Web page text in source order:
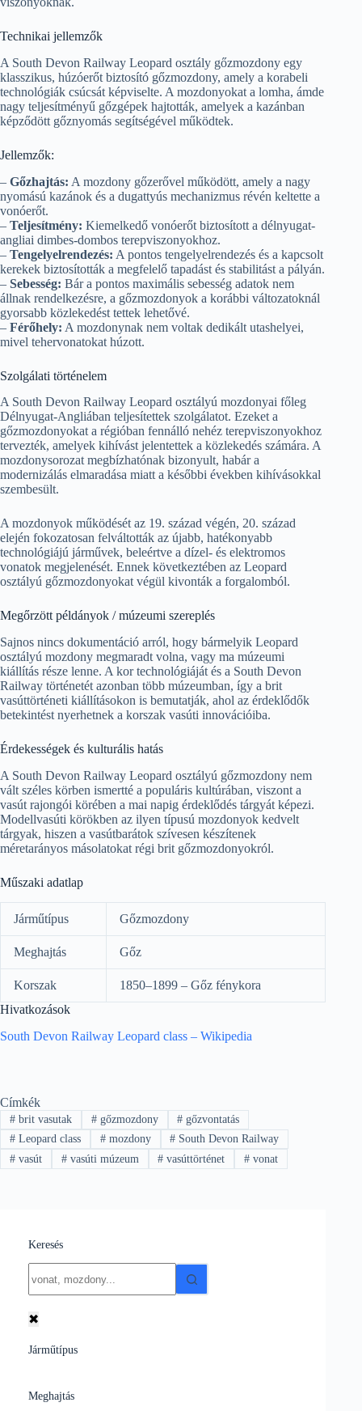
Technikai jellemzők
A South Devon Railway Leopard osztály gőzmozdony egy
klasszikus, húzóerőt biztosító gőzmozdony, amely a korabeli
technológiák csúcsát képviselte. A mozdonyokat a lomha, ámde
nagy teljesítményű gőzgépek hajtották, amelyek a kazánban
képződött gőznyomás segítségével működtek.
Jellemzők:
– Gőzhajtás: A mozdony gőzerővel működött, amely a nagy
nyomású kazánok és a dugattyús mechanizmus révén keltette a
vonóerőt.
– Teljesítmény: Kiemelkedő vonóerőt biztosított a délnyugat-
angliai dimbes-dombos terepviszonyokhoz.
– Tengelyelrendezés: A pontos tengelyelrendezés és a kapcsolt
kerekek biztosították a megfelelő tapadást és stabilitást a pályán.
– Sebesség: Bár a pontos maximális sebesség adatok nem
állnak rendelkezésre, a gőzmozdonyok a korábbi változatoknál
gyorsabb közlekedést tettek lehetővé.
– Férőhely: A mozdonynak nem voltak dedikált utashelyei,
mivel tehervonatokat húzott.
Szolgálati történelem
A South Devon Railway Leopard osztályú mozdonyai főleg
Délnyugat-Angliában teljesítettek szolgálatot. Ezeket a
gőzmozdonyokat a régióban fennálló nehéz terepviszonyokhoz
tervezték, amelyek kihívást jelentettek a közlekedés számára. A
mozdonysorozat megbízhatónak bizonyult, habár a
modernizálás elmaradása miatt a későbbi években kihívásokkal
szembesült.
A mozdonyok működését az 19. század végén, 20. század
elején fokozatosan felváltották az újabb, hatékonyabb
technológiájú járművek, beleértve a dízel- és elektromos
vonatok megjelenését. Ennek következtében az Leopard
osztályú gőzmozdonyokat végül kivonták a forgalomból.
Megőrzött példányok / múzeumi szereplés
Sajnos nincs dokumentáció arról, hogy bármelyik Leopard
osztályú mozdony megmaradt volna, vagy ma múzeumi
kiállítás része lenne. A kor technológiáját és a South Devon
Railway történetét azonban több múzeumban, így a brit
vasúttörténeti kiállításokon is bemutatják, ahol az érdeklődők
betekintést nyerhetnek a korszak vasúti innovációiba.
Érdekességek és kulturális hatás
A South Devon Railway Leopard osztályú gőzmozdony nem
vált széles körben ismertté a populáris kultúrában, viszont a
vasút rajongói körében a mai napig érdeklődés tárgyát képezi.
Modellvasúti körökben az ilyen típusú mozdonyok kedvelt
tárgyak, hiszen a vasútbarátok szívesen készítenek
méretarányos másolatokat régi brit gőzmozdonyokról.
Műszaki adatlap
Járműtípus Gőzmozdony
Meghajtás Gőz
Korszak
1850–1899 – Gőz fénykora
Hivatkozások
South Devon Railway Leopard class – Wikipedia
Címkék
#brit vasutak #gőzmozdony # gőzvontatás
#Leopard class #mozdony # South Devon Railway
#vasút #vasúti múzeum # vasúttörténet # vonat
Keresés
results
✖
Járműtípus
Meghajtás